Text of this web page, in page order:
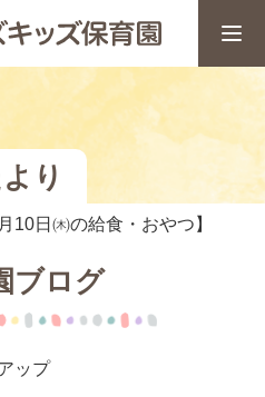
り
10日㈭の給食・おやつ】
ブログ
ップ